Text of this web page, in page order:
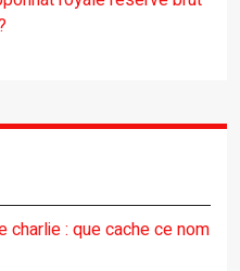
charlie : que cache ce nom